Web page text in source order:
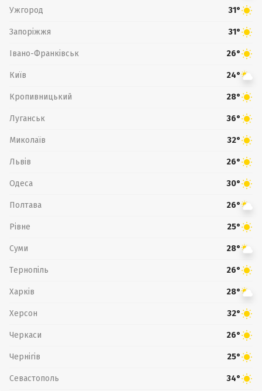
Ужгород 31°
Запоріжжя 31°
Івано-Франківськ 26°
Київ 24°
Кропивницький 28°
Луганськ 36°
Миколаїв 32°
Львів 26°
Одеса 30°
Полтава 26°
Рівне 25°
Суми 28°
Тернопіль 26°
Харків 28°
Херсон 32°
Черкаси 26°
Чернігів 25°
Севастополь 34°